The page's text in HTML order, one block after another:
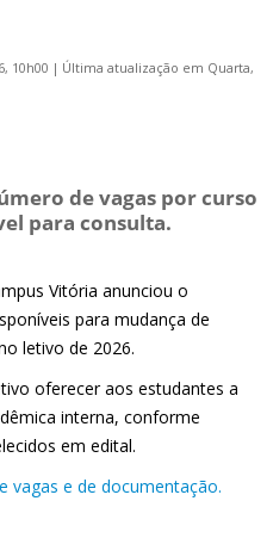
10h00 | Última atualização em Quarta,
de vagas por curso
para consulta.
Vitória anunciou o
para mudança de
letivo de 2026.
oferecer aos estudantes a
interna, conforme
em edital.
vagas e de documentação.